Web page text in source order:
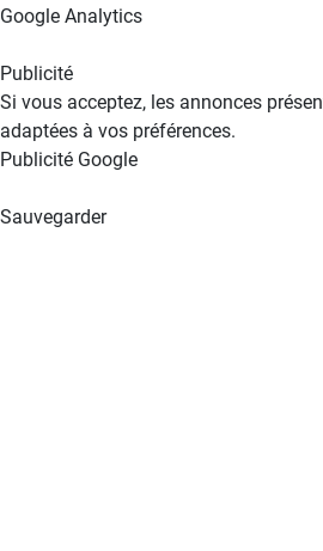
Google Analytics
Publicité
Si vous acceptez, les annonces
adaptées à vos préférences.
Publicité Google
Sauvegarder